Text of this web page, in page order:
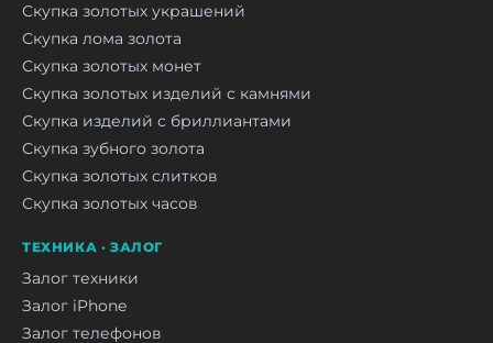
Скупка золотых украшений
Скупка лома золота
Скупка золотых монет
Скупка золотых изделий с камнями
Скупка изделий с бриллиантами
Скупка зубного золота
Скупка золотых слитков
Скупка золотых часов
ТЕХНИКА · ЗАЛОГ
Залог техники
Залог iPhone
Залог телефонов